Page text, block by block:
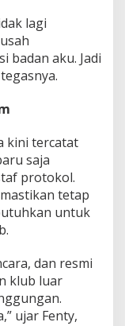
lagi
badan aku. Jadi
kini tercatat
saja
protokol.
tetap
untuk
dan resmi
klub luar
ujar Fenty,